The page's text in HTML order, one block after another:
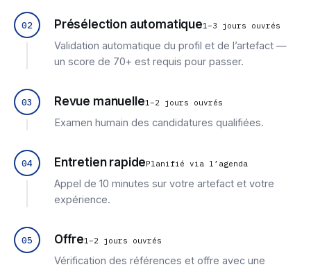
02 Présélection automatique1–3 jours ouvrés
Validation automatique du profil et de l’artefact —
un score de 70+ est requis pour passer.
03 Revue manuelle1–2 jours ouvrés
Examen humain des candidatures qualifiées.
04 Entretien rapidePlanifié via l’agenda
Appel de 10 minutes sur votre artefact et votre
expérience.
05 Offre1–2 jours ouvrés
Vérification des références et offre avec une